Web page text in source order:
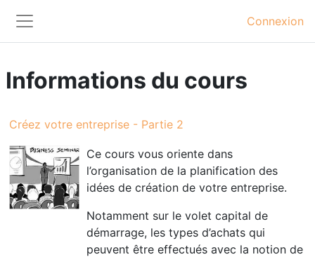
Panneau latéral
Connexion
Informations du cours
Créez votre entreprise - Partie 2
Ce cours vous oriente dans
l’organisation de la planification des
idées de création de votre entreprise.
Notamment sur le volet capital de
démarrage, les types d’achats qui
peuvent être effectués avec la notion de